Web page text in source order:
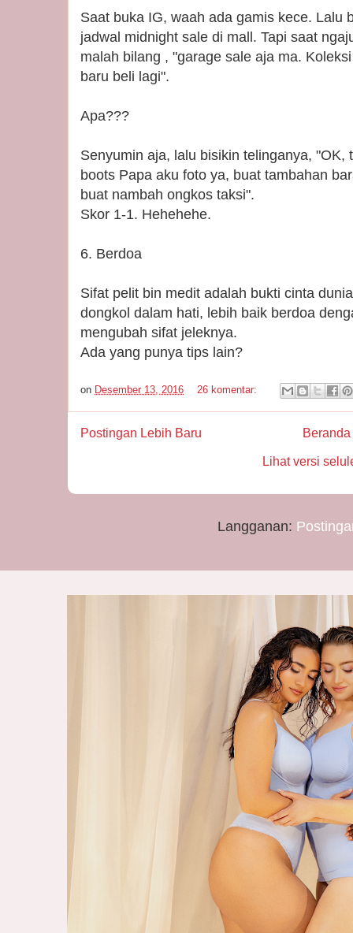
Saat buka IG, waah ada gamis kece. Lalu
jadwal midnight sale di mall. Tapi saat
malah bilang , "garage sale aja ma.
baru beli lagi".
Apa???
Senyumin aja, lalu bisikin telinganya, "OK,
boots Papa aku foto ya, buat tambahan
buat nambah ongkos taksi".
Skor 1-1. Hehehehe.
6. Berdoa
Sifat pelit bin medit adalah bukti cinta
dongkol dalam hati, lebih baik berdoa
mengubah sifat jeleknya.
Ada yang punya tips lain?
on Desember 13, 2016 26 komentar:
Postingan Lebih Baru Beranda
Lihat versi
Langganan: